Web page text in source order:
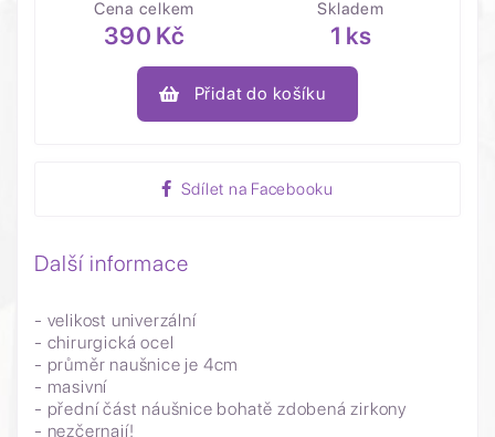
Cena celkem
390 Kč
Skladem
1 ks
Přidat do košíku
Sdílet na Facebooku
Další informace
- velikost univerzální
- chirurgická ocel
- průměr naušnice je 4cm
- masivní
- přední část náušnice bohatě zdobená zirkony
- nezčernají!